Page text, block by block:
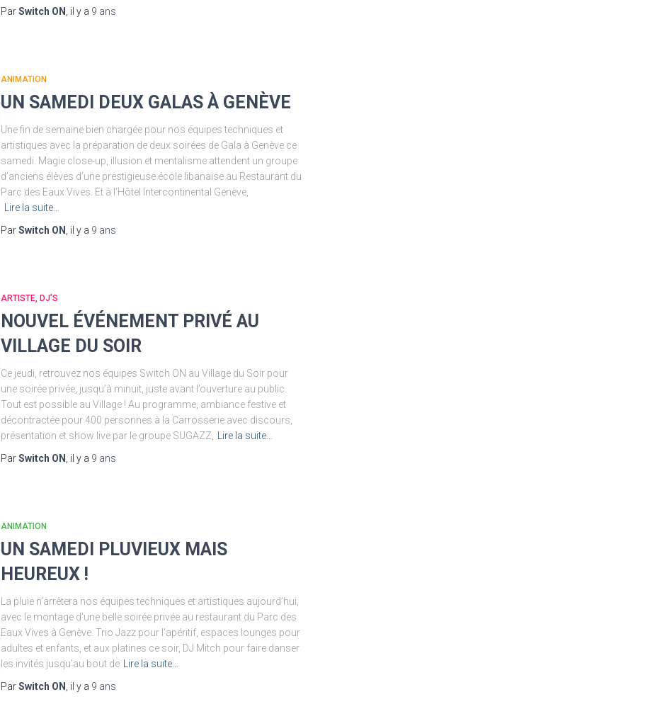
ParSwitch ON , il y a 9 ans
ANIMATION
UN SAMEDI DEUX GALAS À GENÈVE
Une fin de semaine bien chargée pour nos équipes techniques et
artistiques avec la préparation de deux soirées de Gala à Genève ce
samedi. Magie close-up, illusion et mentalisme attendent un groupe
d’anciens élèves d’une prestigieuse école libanaise au Restaurant du
Parc des Eaux Vives. Et à l’Hôtel Intercontinental Genève,
Lire la suite…
ParSwitch ON , il y a 9 ans
ARTISTE, DJ’S
NOUVEL ÉVÉNEMENT PRIVÉ AU
VILLAGE DU SOIR
Ce jeudi, retrouvez nos équipes Switch ON au Village du Soir pour
une soirée privée, jusqu’à minuit, juste avant l’ouverture au public.
Tout est possible au Village ! Au programme, ambiance festive et
décontractée pour 400 personnes à la Carrosserie avec discours,
présentation et show live par le groupe SUGAZZ,
Lire la suite…
ParSwitch ON , il y a 9 ans
ANIMATION
UN SAMEDI PLUVIEUX MAIS
HEUREUX !
La pluie n’arrêtera nos équipes techniques et artistiques aujourd’hui,
avec le montage d’une belle soirée privée au restaurant du Parc des
Eaux Vives à Genève. Trio Jazz pour l’apéritif, espaces lounges pour
adultes et enfants, et aux platines ce soir, DJ Mitch pour faire danser
les invités jusqu’au bout de
Lire la suite…
ParSwitch ON , il y a 9 ans